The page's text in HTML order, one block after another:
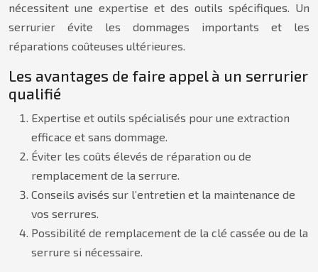
nécessitent une expertise et des outils spécifiques. Un
serrurier évite les dommages importants et les
réparations coûteuses ultérieures.
Les avantages de faire appel à un serrurier
qualifié
Expertise et outils spécialisés pour une extraction
efficace et sans dommage.
Éviter les coûts élevés de réparation ou de
remplacement de la serrure.
Conseils avisés sur l’entretien et la maintenance de
vos serrures.
Possibilité de remplacement de la clé cassée ou de la
serrure si nécessaire.